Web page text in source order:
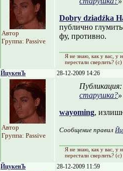
Автор
Группа: Passive
Dobry dziadźka
публично
фу, противно.
Я не знаю, как y вас, y
перестали сверлить? (с)
ЙцукенЪ 28-12-2009 14:26
Автор
Группа: Passive
старушка?»
wayoming,
Сообщение правил
Я не знаю, как y вас, y
перестали сверлить? (с)
ЙцукенЪ 28-12-2009 11:59